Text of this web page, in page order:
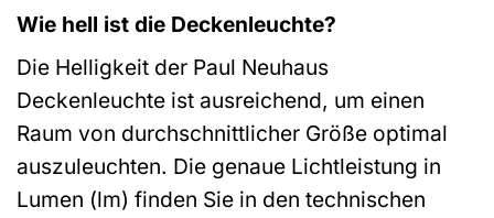
Wie hell ist die Deckenleuchte?
Die Helligkeit der Paul Neuhaus
Deckenleuchte ist ausreichend, um einen
Raum von durchschnittlicher Größe optimal
auszuleuchten. Die genaue Lichtleistung in
Lumen (lm) finden Sie in den technischen